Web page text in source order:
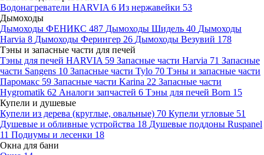
Водонагреватели HARVIA 6 Из нержавейки 53
Дымоходы
Дымоходы ФЕНИКС 487 Дымоходы Шидель 40 Дымоходы
Harvia 8 Дымоходы Ферингер 26 Дымоходы Везувий 178
Тэны и запасные части для печей
Тэны для печей HARVIA 59 Запасные части Harvia 71 Запасные
части Sangens 10 Запасные части Tylo 70 Тэны и запасные части
Паромакс 59 Запасные части Karina 22 Запасные части
Hygromatik 62 Аналоги запчастей 6 Тэны для печей Born 15
Купели и душевые
Купели из дерева (круглые, овальные) 70 Купели угловые 51
Душевые и обливные устройства 18 Душевые поддоны Ruspanel
11 Подиумы и лесенки 18
Окна для бани